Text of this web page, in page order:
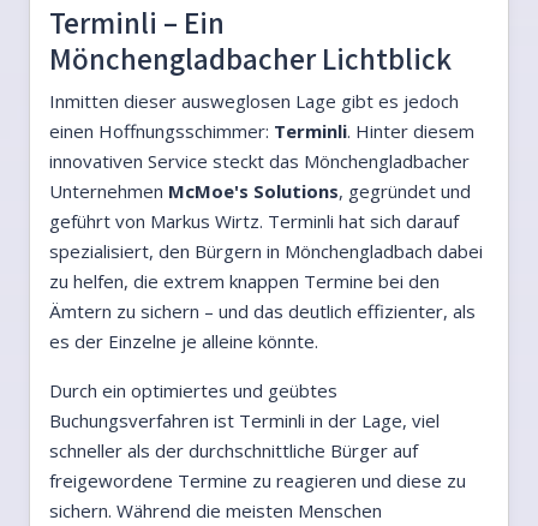
Terminli – Ein
Mönchengladbacher Lichtblick
Inmitten dieser ausweglosen Lage gibt es jedoch
einen Hoffnungsschimmer: Terminli. Hinter diesem
innovativen Service steckt das Mönchengladbacher
Unternehmen McMoe's Solutions, gegründet und
geführt von Markus Wirtz. Terminli hat sich darauf
spezialisiert, den Bürgern in Mönchengladbach dabei
zu helfen, die extrem knappen Termine bei den
Ämtern zu sichern – und das deutlich effizienter, als
es der Einzelne je alleine könnte.
Durch ein optimiertes und geübtes
Buchungsverfahren ist Terminli in der Lage, viel
schneller als der durchschnittliche Bürger auf
freigewordene Termine zu reagieren und diese zu
sichern. Während die meisten Menschen